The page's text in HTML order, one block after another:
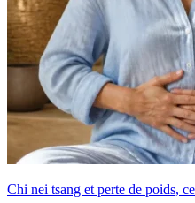
Chi nei tsang et perte de poids,